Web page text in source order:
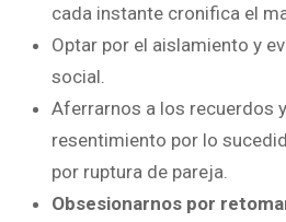
cada instante cronifica el
Optar por el aislamiento y
social.
Aferrarnos a los recuerdos
resentimiento por lo
por ruptura de pareja.
Obsesionarnos por